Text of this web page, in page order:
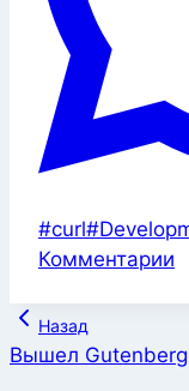
Метки
записи:
#curl#
Комментарии
Навигация
по
Назад
Вышел Gutenberg